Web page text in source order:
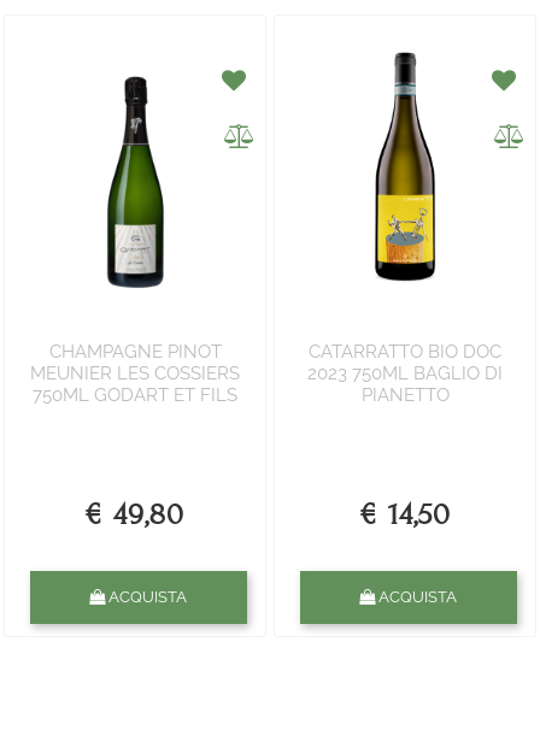
CHAMPAGNE PINOT
MEUNIER LES COSSIERS
750ML GODART ET FILS
€ 49,80
ACQUISTA
CATARRATTO BIO DOC
2023 750ML BAGLIO DI
PIANETTO
€ 14,50
ACQUISTA